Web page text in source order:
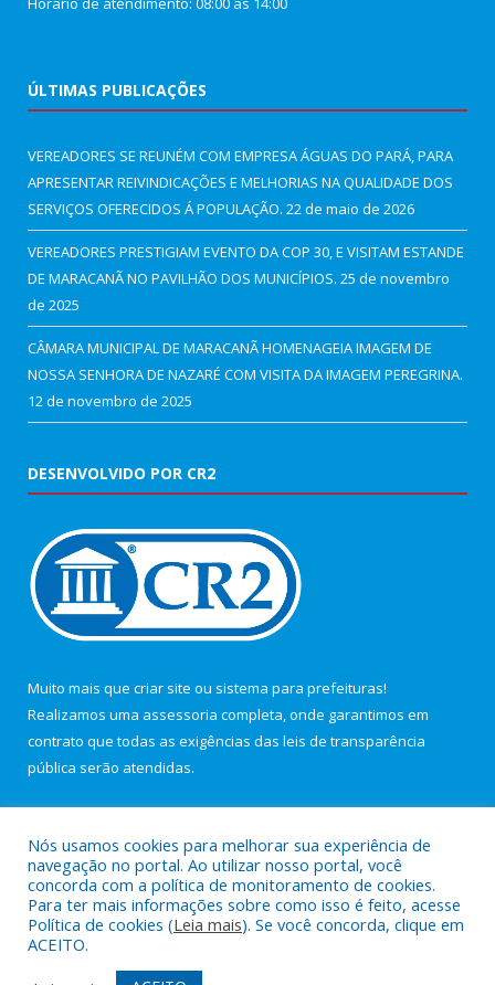
ÚLTIMAS PUBLICAÇÕES
VEREADORES SE REUNÉM COM EMPRESA ÁGUAS DO PARÁ, PARA
APRESENTAR REIVINDICAÇÕES E MELHORIAS NA QUALIDADE DOS
SERVIÇOS OFERECIDOS Á POPULAÇÃO. 22 de maio de 2026
VEREADORES PRESTIGIAM EVENTO DA COP 30, E VISITAM ESTANDE
DE MARACANÃ NO PAVILHÃO DOS MUNICÍPIOS. 25 de novembro
de 2025
CÂMARA MUNICIPAL DE MARACANÃ HOMENAGEIA IMAGEM DE
NOSSA SENHORA DE NAZARÉ COM VISITA DA IMAGEM PEREGRINA.
12 de novembro de 2025
DESENVOLVIDO POR CR2
Muito mais que criar site ou sistema para prefeituras!
Realizamos uma assessoria completa, onde garantimos em
contrato que todas as exigências das leis de transparência
pública serão atendidas.
Todos os direitos reservados a Câmara Municipal de Maracanã.
Nós usamos cookies para melhorar sua experiência de
navegação no portal. Ao utilizar nosso portal, você
concorda com a política de monitoramento de cookies.
Para ter mais informações sobre como isso é feito, acesse
Política de cookies (Leia mais). Se você concorda, clique em
ACEITO.